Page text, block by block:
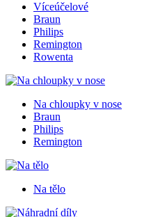
Víceúčelové
Braun
Philips
Remington
Rowenta
Na chloupky v nose
Braun
Philips
Remington
Na tělo